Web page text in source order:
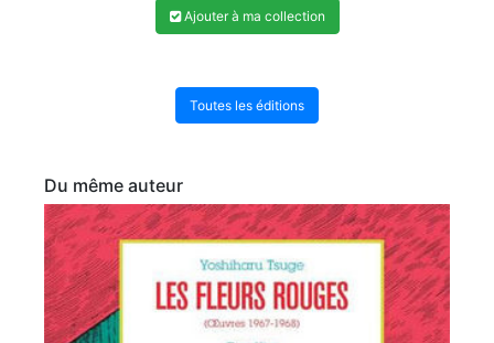
Ajouter à ma collection
Toutes les éditions
Du même auteur